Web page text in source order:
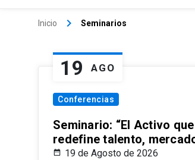
Inicio keyboard_arrow_right Seminarios
19 AGO
Conferencias
Seminario: “El Activo
redefine talento,
19 de Agosto de 2026